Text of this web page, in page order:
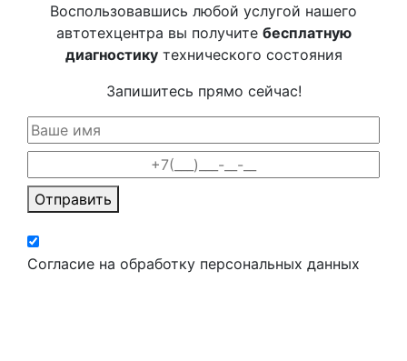
Воспользовавшись любой услугой нашего
автотехцентра вы получите бесплатную
диагностикутехнического состояния
Запишитесь прямо сейчас!
Отправить
Согласие на обработку персональных данных